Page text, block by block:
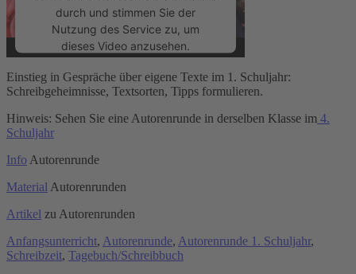
durch und stimmen Sie der
Nutzung des Service zu, um
dieses Video anzusehen.
Mehr Informationen
Akzeptieren
powered by
Einstieg in Gespräche über eigene Texte im 1. Schuljahr:
Schreibgeheimnisse, Textsorten, Tipps formulieren.
Hinweis: Sehen Sie eine Autorenrunde in derselben Klasse im 4.
Schuljahr
Info Autorenrunde
Material Autorenrunden
Artikel zu Autorenrunden
Anfangsunterricht, Autorenrunde, Autorenrunde 1. Schuljahr,
Schreibzeit, Tagebuch/Schreibbuch